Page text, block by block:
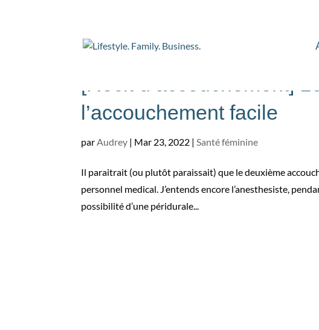
l’accouchement facile
parAudrey | Mar 23, 2022 |Santé féminine
Il paraitrait (ou plutôt paraissait) que le deuxième
personnel medical. J’entends encore l’anesthesiste,
possibilité d’une péridurale...